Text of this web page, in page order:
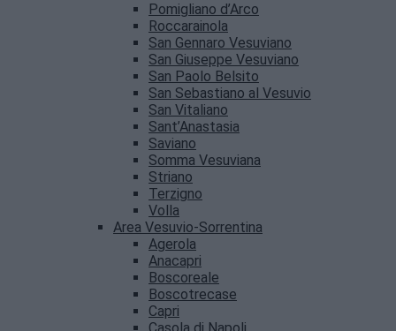
Pomigliano d’Arco
Roccarainola
San Gennaro Vesuviano
San Giuseppe Vesuviano
San Paolo Belsito
San Sebastiano al Vesuvio
San Vitaliano
Sant’Anastasia
Saviano
Somma Vesuviana
Striano
Terzigno
Volla
Area Vesuvio-Sorrentina
Agerola
Anacapri
Boscoreale
Boscotrecase
Capri